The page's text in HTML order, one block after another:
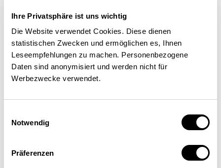
Ihre Privatsphäre ist uns wichtig
Die Website verwendet Cookies. Diese dienen
statistischen Zwecken und ermöglichen es, Ihnen
Leseempfehlungen zu machen. Personenbezogene
Daten sind anonymisiert und werden nicht für
Werbezwecke verwendet.
Notwendig
Präferenzen
rendement possible de 9 à 10
milliards de francs pour les
intérêts et les dividendes.
Cependant, la valeur des
réserves de devises et de l’or
fluctue considérablement. À
court terme, cela peut entraîner
des pertes ou des gains très